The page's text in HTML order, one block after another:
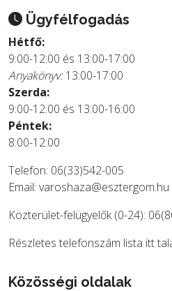
Ügyfélfogadás
Hétfő:
9:00-12:00 és 13:00-17:00
Anyakönyv:13:00-17:00
Szerda:
9:00-12:00 és 13:00-16:00
Péntek:
8:00-12:00
Telefon: 06(33)542-005
Email: varoshaza@esztergom.hu
Közterület-felügyelők (0-24):
Részletes telefonszám lista itt
Közösségi oldalak